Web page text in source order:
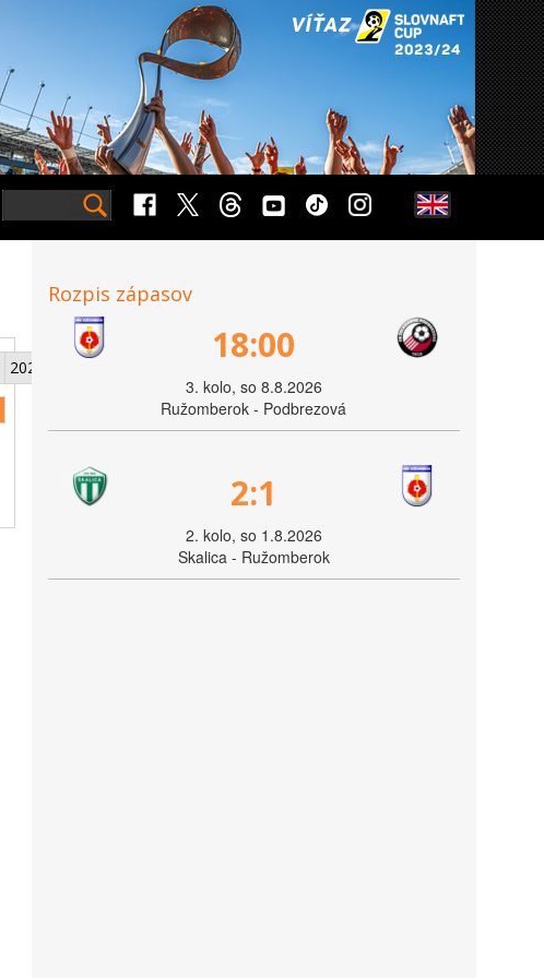
2026
Rozpis zápasov
18:00
3. kolo, so 8.8.2026
Ružomberok - Podbrezová
2:1
2. kolo, so 1.8.2026
Skalica - Ružomberok